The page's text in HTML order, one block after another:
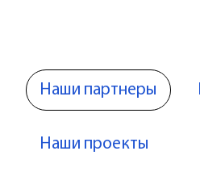
Наши партнеры
Наши проекты